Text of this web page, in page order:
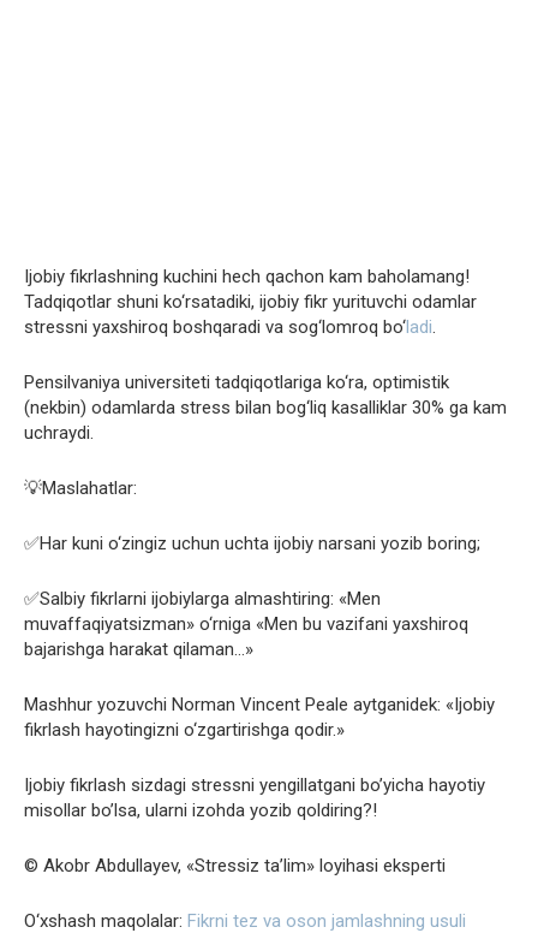
Ijobiy fikrlashning kuchini hech qachon kam baholamang!
Tadqiqotlar shuni ko‘rsatadiki, ijobiy fikr yurituvchi odamlar
stressni yaxshiroq boshqaradi va sog‘lomroq bo‘ladi.
Pensilvaniya universiteti tadqiqotlariga ko‘ra, optimistik
(nekbin) odamlarda stress bilan bog‘liq kasalliklar 30% ga kam
uchraydi.
💡Maslahatlar:
✅Har kuni o‘zingiz uchun uchta ijobiy narsani yozib boring;
✅Salbiy fikrlarni ijobiylarga almashtiring: «Men
muvaffaqiyatsizman» o‘rniga «Men bu vazifani yaxshiroq
bajarishga harakat qilaman…»
Mashhur yozuvchi Norman Vincent Peale aytganidek: «Ijobiy
fikrlash hayotingizni o‘zgartirishga qodir.»
Ijobiy fikrlash sizdagi stressni yengillatgani bo’yicha hayotiy
misollar bo’lsa, ularni izohda yozib qoldiring?!
© Akobr Abdullayev, «Stressiz ta’lim» loyihasi eksperti
O‘xshash maqolalar: Fikrni tez va oson jamlashning usuli